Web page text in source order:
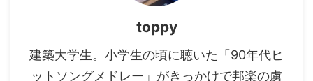
toppy
建築大学生。小学生の頃に聴いた「90年代ヒ
ットソングメドレー」がきっかけで邦楽の虜